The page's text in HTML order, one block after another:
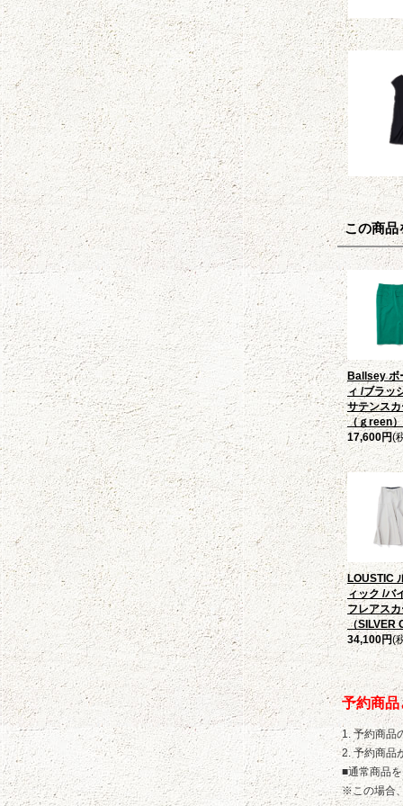
この商品
Ballsey ボ
ィ /ブラッ
サテンス
（ｇreen）
17,600円(
LOUSTIC
ィック /バ
フレアス
（SILVER
34,100円(
予約商品
1. 予約商品
2. 予約商品
■通常商品
※この場合